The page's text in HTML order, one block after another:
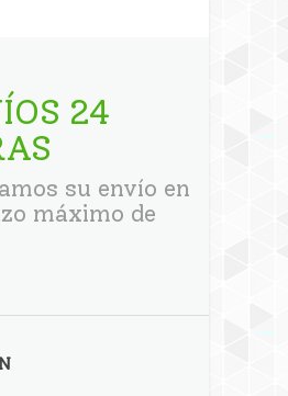
24
su envío en
máximo de